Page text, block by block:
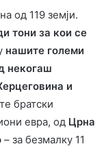
од 119 земји.
тони за кои се
нашите големи
некогаш
и
братски
евра, од Црна
– за безмалку 11